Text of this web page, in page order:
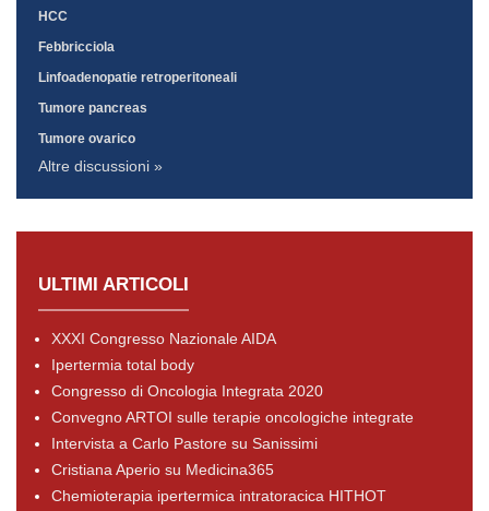
HCC
Febbricciola
Linfoadenopatie retroperitoneali
Tumore pancreas
Tumore ovarico
Altre discussioni »
ULTIMI ARTICOLI
XXXI Congresso Nazionale AIDA
Ipertermia total body
Congresso di Oncologia Integrata 2020
Convegno ARTOI sulle terapie oncologiche integrate
Intervista a Carlo Pastore su Sanissimi
Cristiana Aperio su Medicina365
Chemioterapia ipertermica intratoracica HITHOT